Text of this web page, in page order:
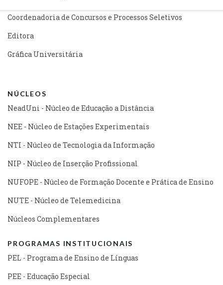
Coordenadoria de Concursos e Processos Seletivos
Editora
Gráfica Universitária
NÚCLEOS
NeadUni - Núcleo de Educação a Distância
NEE - Núcleo de Estações Experimentais
NTI - Núcleo de Tecnologia da Informação
NIP - Núcleo de Inserção Profissional
NUFOPE - Núcleo de Formação Docente e Prática de Ensino
NUTE - Núcleo de Telemedicina
Núcleos Complementares
PROGRAMAS INSTITUCIONAIS
PEL - Programa de Ensino de Línguas
PEE - Educação Especial